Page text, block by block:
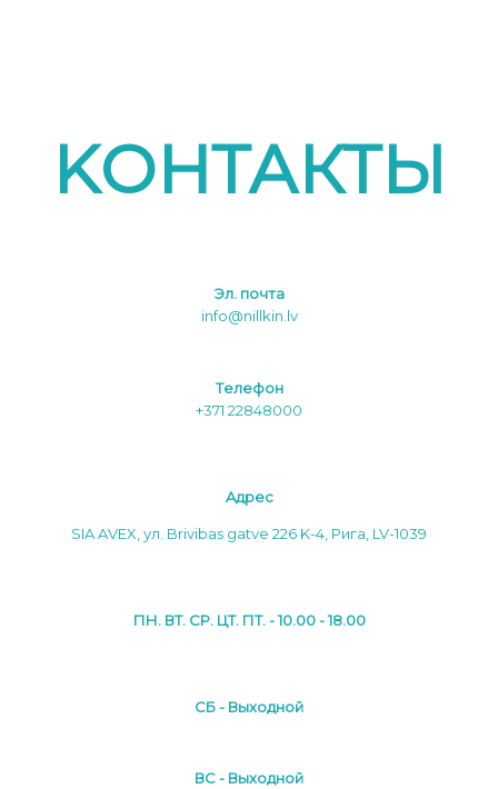
KОНТАКТЫ
Эл. почта
info@nillkin.lv
Tелефон
+371 22848000
Aдреc
SIA AVEX, ул. Brivibas gatve 226 K-4, Рига, LV-1039
ПН. ВТ. СР. ЦТ. ПТ. - 10.00 - 18.00
СБ - Выходной
ВС - Выходной